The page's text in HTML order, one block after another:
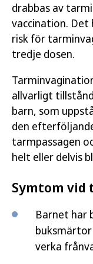
drabbas av
vaccination. Det
risk för
tredje dosen.
allvarligt
barn, som
den
tarmpassagen
helt eller delvis
Symtom
Barnet har
buksmärtor
verka